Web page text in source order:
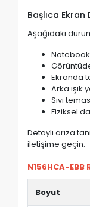
Başlıca
Aşağıdaki
Notebook
Ekranda
Arka
Sıvı
Fiziksel
Detaylı arıza
iletişime geçin.
N156HCA-
Boyut